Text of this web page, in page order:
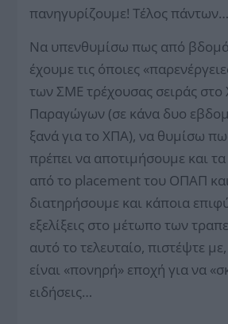
πανηγυρίζουμε! Τέλος πάντων…
Να υπενθυμίσω πως από
έχουμε τις όποιες
των ΣΜΕ τρέχουσας σειράς στο
Παραγώγων (σε κάνα δυο
ξανά για το ΧΠΑ), να θυμίσω
πρέπει να αποτιμήσουμε και
από το placement του ΟΠΑΠ
διατηρήσουμε και κάποια
εξελίξεις στο μέτωπο των
αυτό το τελευταίο, πιστέψτε
είναι «πονηρή» εποχή για να
ειδήσεις…